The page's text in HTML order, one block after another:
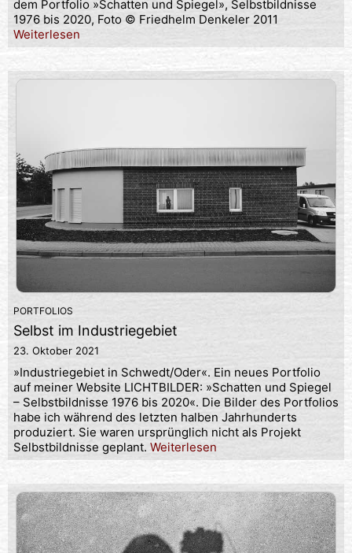
dem Portfolio »Schatten und Spiegel», Selbstbildnisse
1976 bis 2020, Foto © Friedhelm Denkeler 2011
Weiterlesen
PORTFOLIOS
Selbst im Industriegebiet
23. Oktober 2021
»Industriegebiet in Schwedt/Oder«. Ein neues Portfolio
auf meiner Website LICHTBILDER: »Schatten und Spiegel
– Selbstbildnisse 1976 bis 2020«. Die Bilder des Portfolios
habe ich während des letzten halben Jahrhunderts
produziert. Sie waren ursprünglich nicht als Projekt
Selbstbildnisse geplant. Weiterlesen